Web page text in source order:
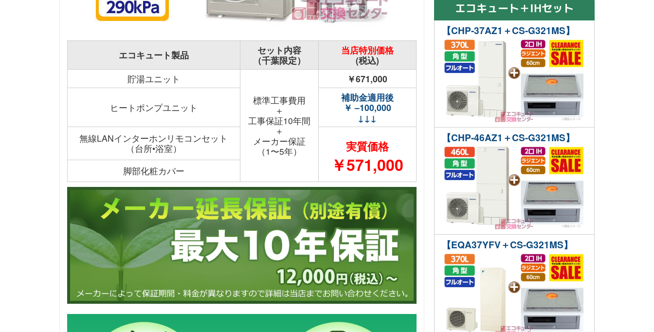
エコキュート製品
セット内容
（千葉限定）
当店特別価格
(税込)
貯湯ユニット
標準工事費用
＋
工事保証10年間
＋
メーカー保証
（1〜5年）
￥671,000
ヒートポンプユニット
補助金適用後
￥ –100,000
↓↓↓
無線LANインターホンリモコンセット
（台所•浴室）
実質価格
￥571,000
脚部化粧カバー
エコキュート＋IHセット
【CHP-37AZ1＋CS-G321MS】
【CHP-46AZ1＋CS-G321MS】
【EQA37YFV＋CS-G321MS】